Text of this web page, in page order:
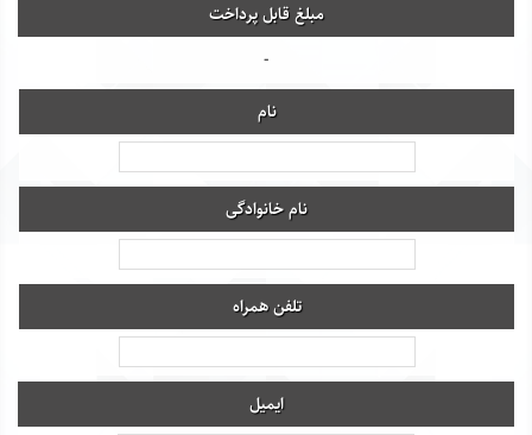
مبلغ قابل پرداخت
-
نام
نام خانوادگی
تلفن همراه
ایمیل